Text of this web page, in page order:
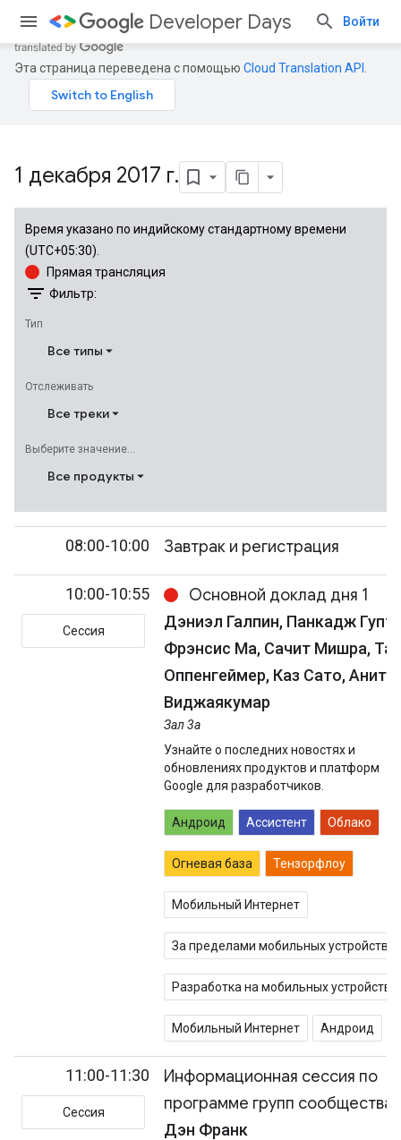
Developer Days Войти
Эта страница переведена с помощью Cloud Translation API
1 декабря 2017 г.
Время указано по индийскому стандартному времени
(UTC+05:30).
Прямая трансляция
filter_list Фильтр:
Тип
Все типы
Отслеживать
Все треки
Выберите значение...
Все продукты
08:00-10:00 Завтрак и регистрация
10:00-10:55
Сессия
Основной доклад дня 1
Дэниэл Галпин, Панкадж
Фрэнсис Ма, Сачит Мишра,
Оппенгеймер, Каз Сато, Анита
Виджаякумар
Зал 3а
Узнайте о последних новостях и
обновлениях продуктов и платформ
Google для разработчиков.
Андроид Ассистент Облако
Огневая база Тензорфлоу
Мобильный Интернет
За пределами мобильных устройств
Разработка на мобильных
Мобильный Интернет Андроид
11:00-11:30
Сессия
Информационная сессия по
программе групп сообщества
Дэн Франк